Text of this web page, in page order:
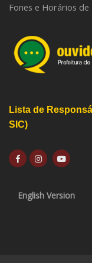
Fones e Horários
Lista de
SIC)
English Version